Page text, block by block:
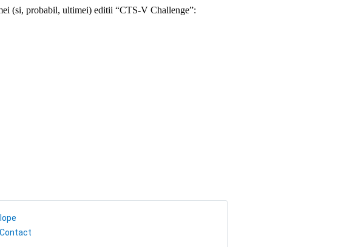
(si, probabil, ultimei) editii “CTS-V Challenge”:
Contact